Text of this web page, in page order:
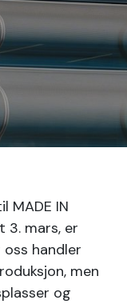
MADE IN
3. mars, er
handler
men
og